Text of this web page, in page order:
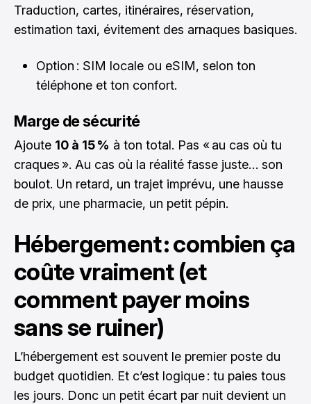
Traduction, cartes, itinéraires, réservation,
estimation taxi, évitement des arnaques basiques.
Option : SIM locale ou eSIM, selon ton
téléphone et ton confort.
Marge de sécurité
Ajoute 10 à 15 % à ton total. Pas « au cas où tu
craques ». Au cas où la réalité fasse juste… son
boulot. Un retard, un trajet imprévu, une hausse
de prix, une pharmacie, un petit pépin.
Hébergement : combien ça
coûte vraiment (et
comment payer moins
sans se ruiner)
L’hébergement est souvent le premier poste du
budget quotidien. Et c’est logique : tu paies tous
les jours. Donc un petit écart par nuit devient un